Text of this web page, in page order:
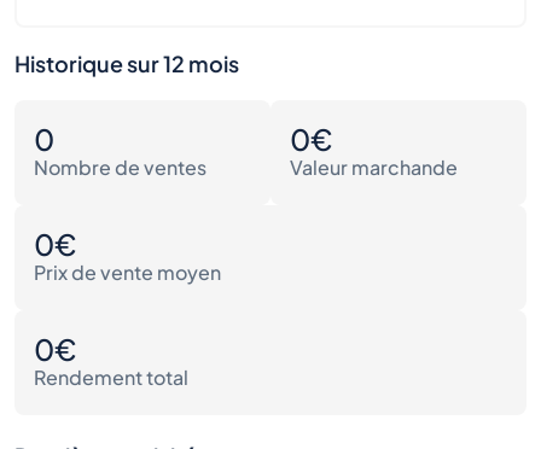
Historique sur 12 mois
0
Nombre de ventes
0€
Valeur marchande
0€
Prix de vente moyen
0€
Rendement total